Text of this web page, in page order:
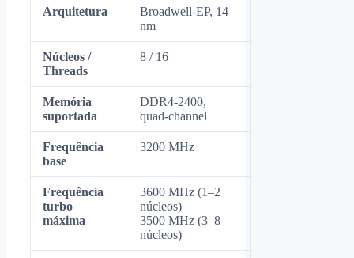
Arquitetura
Broadwell‑EP, 14
nm
Núcleos /
Threads
8 / 16
Memória
suportada
DDR4‑2400,
quad‑channel
Frequência
base
3200 MHz
Frequência
turbo
máxima
3600 MHz (1–2
núcleos)
3500 MHz (3–8
núcleos)